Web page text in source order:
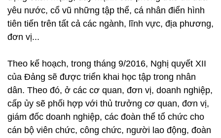
yêu nước, cổ vũ những tập thể, cá nhân điển hình
tiên tiến trên tất cả các ngành, lĩnh vực, địa phương,
đơn vị...
Theo kế hoạch, trong tháng 9/2016, Nghị quyết XII
của Đảng sẽ được triển khai học tập trong nhân
dân. Theo đó, ở các cơ quan, đơn vị, doanh nghiệp,
cấp ủy sẽ phối hợp với thủ trưởng cơ quan, đơn vị,
giám đốc doanh nghiệp, các đoàn thể tổ chức cho
cán bộ viên chức, công chức, người lao động, đoàn